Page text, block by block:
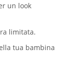
un look
limitata.
tua bambina